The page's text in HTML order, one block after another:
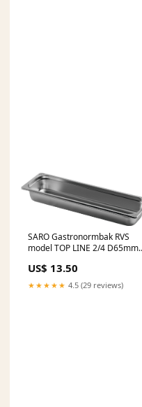
SARO Gastronormbak RVS
model TOP LINE 2/4 D65mm
US$ 13.50
★★★★★ 4.5 (29 reviews)